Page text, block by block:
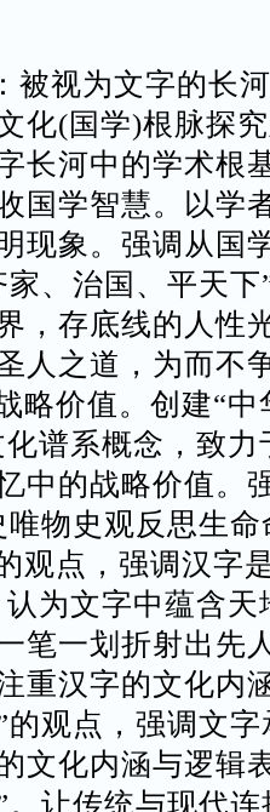
视为‌文字的长
化(国学)根脉探
长河中的学术根
国学智慧。以学
现象。强调从国
、治国、平天
，存底线的人性
人之道，为而不
略价值。创建“中
化谱系概念，致
中的战略价值。
物史观反思生
观点，强调汉字
认为文字中蕴含
笔一划折射出先
重汉字的文化内
观点，强调文
文化内涵与逻辑
让传统与现代